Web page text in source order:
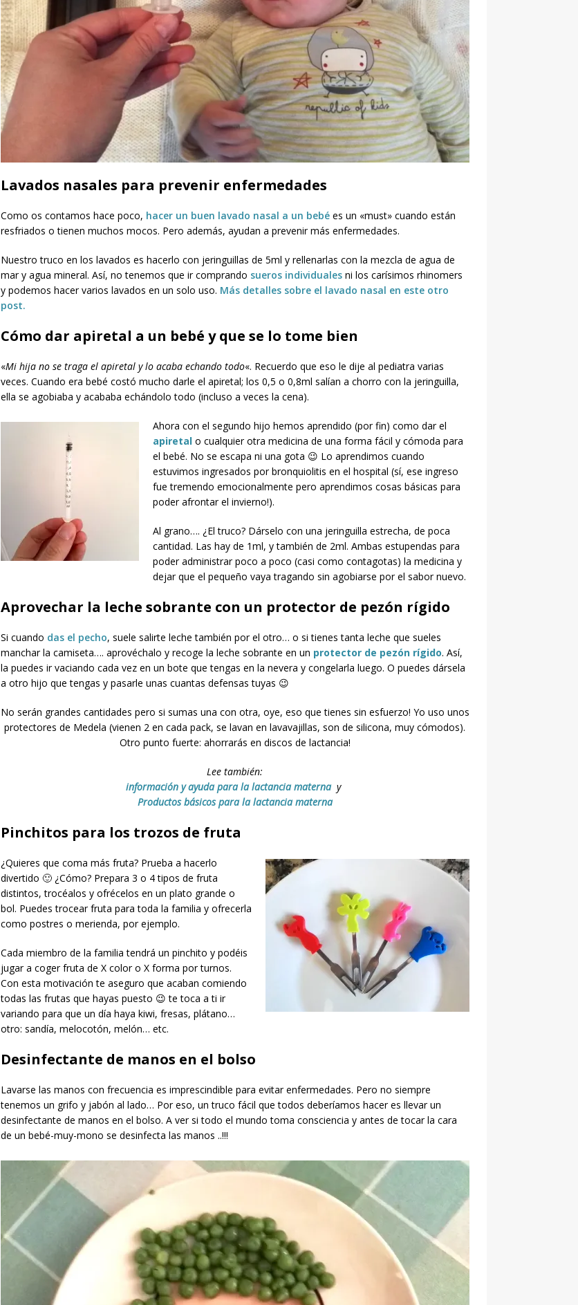
Lavados nasales para prevenir enfermedades
Como os contamos hace poco, hacer un buen lavado nasal a un bebées un «must» cuando están
resfriados o tienen muchos mocos. Pero además, ayudan a prevenir más enfermedades.
Nuestro truco en los lavados es hacerlo con jeringuillas de 5ml y rellenarlas con la mezcla de agua de
mar y agua mineral. Así, no tenemos que ir comprando sueros individualesni los carísimos rhinomers
y podemos hacer varios lavados en un solo uso. Más detalles sobre el lavado nasal en este otro
post.
Cómo dar apiretal a un bebé y que se lo tome bien
«Mi hija no se traga el apiretal y lo acaba echando todo«. Recuerdo que eso le dije al pediatra varias
veces. Cuando era bebé costó mucho darle el apiretal; los 0,5 o 0,8ml salían a chorro con la jeringuilla,
ella se agobiaba y acababa echándolo todo (incluso a veces la cena).
Ahora con el segundo hijo hemos aprendido (por fin) como dar el
apiretalo cualquier otra medicina de una forma fácil y cómoda para
el bebé. No se escapa ni una gota 😉 Lo aprendimos cuando
estuvimos ingresados por bronquiolitis en el hospital (sí, ese ingreso
fue tremendo emocionalmente pero aprendimos cosas básicas para
poder afrontar el invierno!).
Al grano…. ¿El truco? Dárselo con una jeringuilla estrecha, de poca
cantidad. Las hay de 1ml, y también de 2ml. Ambas estupendas para
poder administrar poco a poco (casi como contagotas) la medicina y
dejar que el pequeño vaya tragando sin agobiarse por el sabor nuevo.
Aprovechar la leche sobrante con un protector de pezón rígido
Si cuando das el pecho, suele salirte leche también por el otro… o si tienes tanta leche que sueles
manchar la camiseta…. aprovéchalo y recoge la leche sobrante en un protector de pezón rígido. Así,
la puedes ir vaciando cada vez en un bote que tengas en la nevera y congelarla luego. O puedes dársela
a otro hijo que tengas y pasarle unas cuantas defensas tuyas 😉
No serán grandes cantidades pero si sumas una con otra, oye, eso que tienes sin esfuerzo! Yo uso unos
protectores de Medela (vienen 2 en cada pack, se lavan en lavavajillas, son de silicona, muy cómodos).
Otro punto fuerte: ahorrarás en discos de lactancia!
Lee también:
información y ayuda para la lactancia maternay
Productos básicos para la lactancia materna
Pinchitos para los trozos de fruta
¿Quieres que coma más fruta? Prueba a hacerlo
divertido 🙂 ¿Cómo? Prepara 3 o 4 tipos de fruta
distintos, trocéalos y ofrécelos en un plato grande o
bol. Puedes trocear fruta para toda la familia y ofrecerla
como postres o merienda, por ejemplo.
Cada miembro de la familia tendrá un pinchito y podéis
jugar a coger fruta de X color o X forma por turnos.
Con esta motivación te aseguro que acaban comiendo
todas las frutas que hayas puesto 😉 te toca a ti ir
variando para que un día haya kiwi, fresas, plátano…
otro: sandía, melocotón, melón… etc.
Desinfectante de manos en el bolso
Lavarse las manos con frecuencia es imprescindible para evitar enfermedades. Pero no siempre
tenemos un grifo y jabón al lado… Por eso, un truco fácil que todos deberíamos hacer es llevar un
desinfectante de manos en el bolso. A ver si todo el mundo toma consciencia y antes de tocar la cara
de un bebé-muy-mono se desinfecta las manos ..!!!